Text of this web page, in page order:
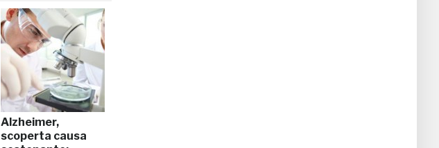
Alzheimer,
scoperta causa